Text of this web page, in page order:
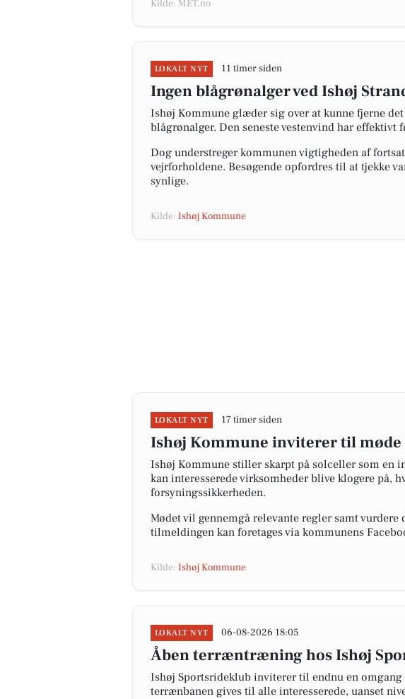
Kilde: MET.no
LOKALT NYT 11 timer siden
Ingen blågrønalger ved Ishøj
Ishøj Kommune glæder sig over at kunne fjerne
blågrønalger. Den seneste vestenvind har
Dog understreger kommunen vigtigheden af
vejrforholdene. Besøgende opfordres til at tjekke
synlige.
Kilde: Ishøj Kommune
LOKALT NYT 17 timer siden
Ishøj Kommune inviterer til
Ishøj Kommune stiller skarpt på solceller som en
kan interesserede virksomheder blive klogere på,
forsyningssikkerheden.
Mødet vil gennemgå relevante regler samt
tilmeldingen kan foretages via kommunens
Kilde: Ishøj Kommune
LOKALT NYT 06-08-2026 18:05
Åben terræntræning hos Ishøj
Ishøj Sportsrideklub inviterer til endnu en
terrænbanen gives til alle interesserede, uanset